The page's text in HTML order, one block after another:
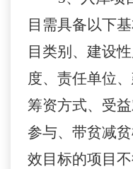
目需具备以下
目类别、建设
度、责任单位
筹资方式、受
参与、带贫减
效目标的项目